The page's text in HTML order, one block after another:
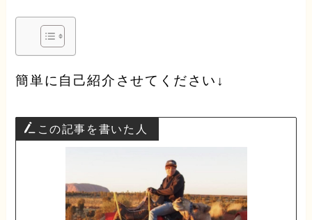
簡単に自己紹介させてください↓
この記事を書いた人